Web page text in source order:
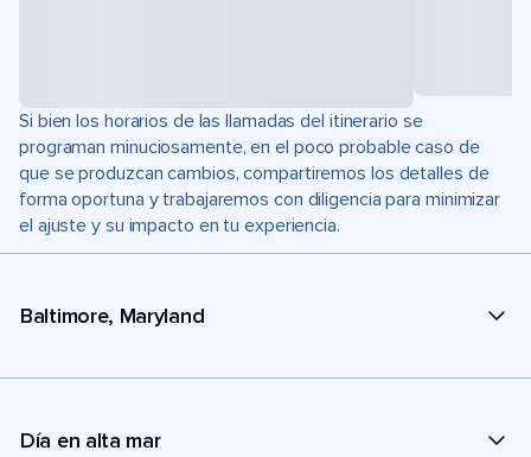
Si bien los horarios de las llamadas del itinerario se
programan minuciosamente, en el poco probable caso de
que se produzcan cambios, compartiremos los detalles de
forma oportuna y trabajaremos con diligencia para minimizar
el ajuste y su impacto en tu experiencia.
Baltimore, Maryland
Día en alta mar